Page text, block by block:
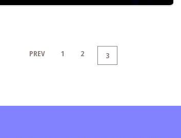
PREV 1 2 3